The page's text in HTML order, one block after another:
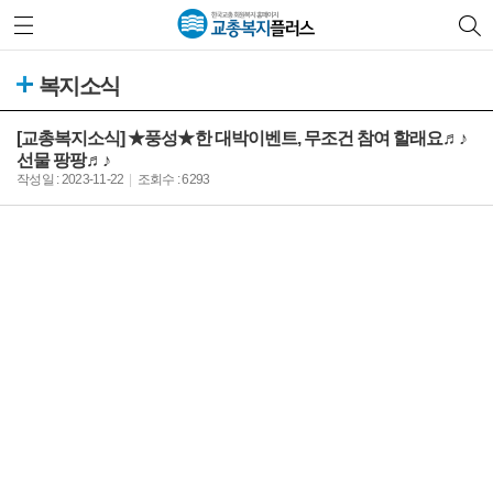
복지소식
[교총복지소식] ★풍성★한 대박이벤트, 무조건 참여 할래요♬♪
선물 팡팡♬♪
작성일 : 2023-11-22 조회수 : 6293